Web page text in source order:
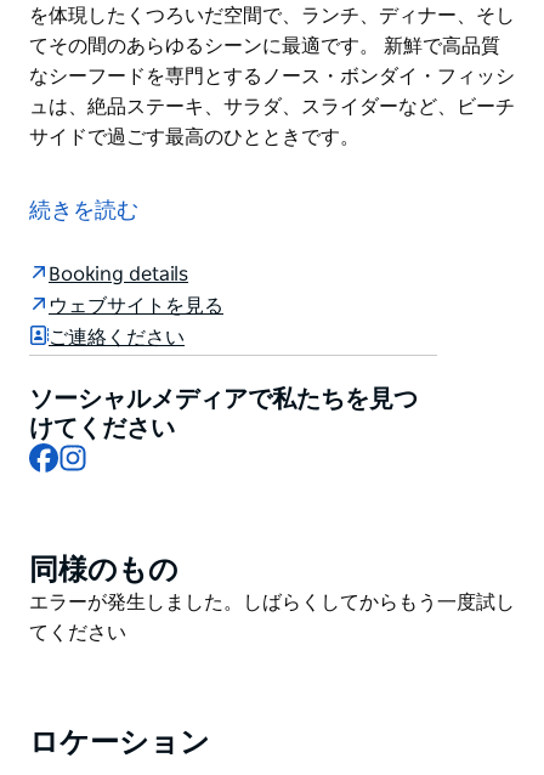
を体現したくつろいだ空間で、ランチ、ディナー、そし
てその間のあらゆるシーンに最適です。 新鮮で高品質
なシーフードを専門とするノース・ボンダイ・フィッシ
ュは、絶品ステーキ、サラダ、スライダーなど、ビーチ
サイドで過ごす最高のひとときです。
ち際からすぐのところに位置するノース・ボンダイ・フ
ィッシュは、まさにボンダイの真髄を体現しています。
を体現したくつろいだ空間で、ランチ、ディナー、そし
てその間のあらゆるシーンに最適です。
新鮮で高品質なシーフードを専門とするノース・ボンダ
イ・フィッシュは、絶品ステーキ、サラダ、スライダー
など、ビーチサイドで過ごす最高のひとときです。
続きを読む
Booking details
ウェブサイトを見る
ご連絡ください
ソーシャルメディアで私たちを見つ
けてください
Facebook
Product
List
同様のもの
Product
List
エラーが発生しました。しばらくしてからもう一度試し
てください
ロケーション